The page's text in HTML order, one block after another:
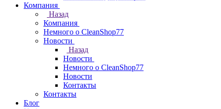
Компания
Назад
Компания
Немного о CleanShop77
Новости
Назад
Новости
Немного о CleanShop77
Новости
Контакты
Контакты
Блог